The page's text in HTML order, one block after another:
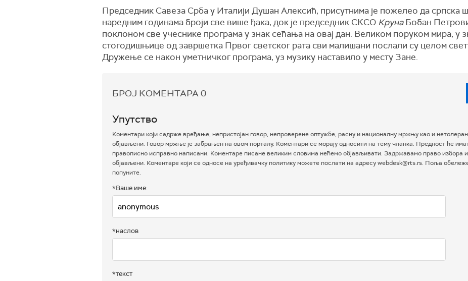
Председник Савеза Срба у Италији Душан Алексић, присутнима је пожелео да српска
наредним годинама броји све више ђака, док је председник СКСО КрунаБобан
поклоном све учеснике програма у знак сећања на овај дан. Великом поруком мира, у
стогодишњице од завршетка Првог светског рата сви малишани послали су целом
Дружење се након уметничког програма, уз музику наставило у месту Зане.
БРОЈ КОМЕНТАРА0
Упутство
Коментари који садрже вређање, непристојан говор, непроверене оптужбе, расну и националну мржњу као и
објављени. Говор мржње је забрањен на овом порталу. Коментари се морају односити на тему чланка. Предност ће
правописно исправно написани. Коментаре писане великим словима нећемо објављивати. Задржавамо право избора
објављени. Коментаре који се односе на уређивачку политику можете послати на адресу webdesk@rts.rs. Поља
попуните.
*Ваше име:
*наслов
*текст